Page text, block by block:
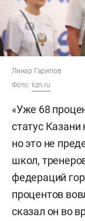
Линар Гарипов
Фото: kzn.ru
«Уже 68
статус Казани
но это не
школ,
федераций
процентов
сказал он во